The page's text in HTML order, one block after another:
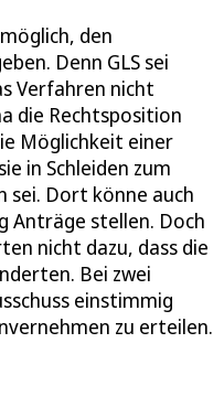
den
Denn GLS sei
Verfahren nicht
die Rechtsposition
Möglichkeit einer
in Schleiden zum
sei. Dort könne auch
Anträge stellen. Doch
nicht dazu, dass die
Bei zwei
einstimmig
zu erteilen.